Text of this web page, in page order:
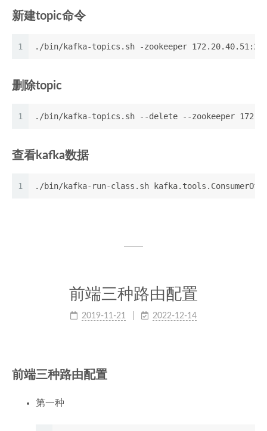
新建topic命令
1 ./bin/kafka-topics.sh -zookeeper
删除topic
1 ./bin/kafka-topics.sh --delete --zookeeper
查看kafka数据
1 ./bin/kafka-run-class.sh
前端三种路由配置
2019-11-21 2022-12-14
前端三种路由配置
第一种